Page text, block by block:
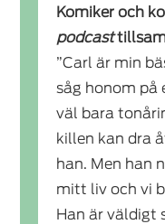
Komiker och
podcast
”Carl är min
såg honom på
väl bara
killen kan dra
han. Men han
mitt liv och vi
Han är väldigt